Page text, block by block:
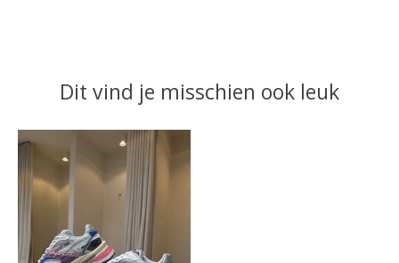
Dit vind je misschien ook leuk
Items van productcarrousel